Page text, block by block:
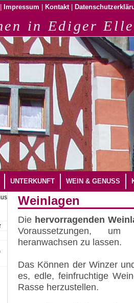
Impressum Kontakt
in Ediger
UNTERKUNFT WEIN & GENUSS
Weinlagen
Die hervorragenden
Voraussetzungen,
heranwachsen zu lassen.
Das Können der Winzer
es, edle, feinfruchtige
Rasse herzustellen.